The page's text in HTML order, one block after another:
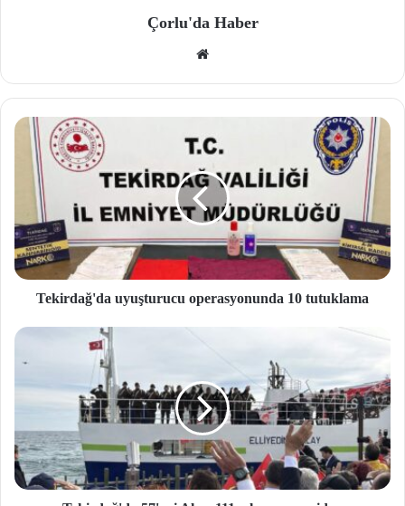
Çorlu'da Haber
site
si
Tekirdağ'da uyuşturucu operasyonunda 10 tutuklama